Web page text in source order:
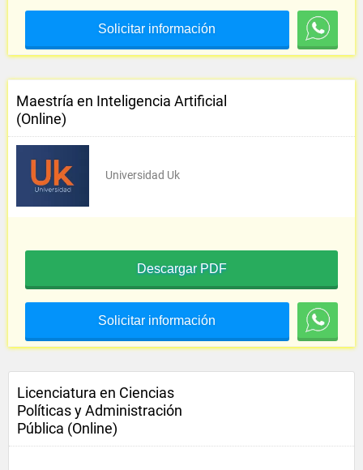
Solicitar información
Maestría en Inteligencia Artificial
(Online)
Universidad Uk
Descargar PDF
Solicitar información
Licenciatura en Ciencias
Políticas y Administración
Pública (Online)